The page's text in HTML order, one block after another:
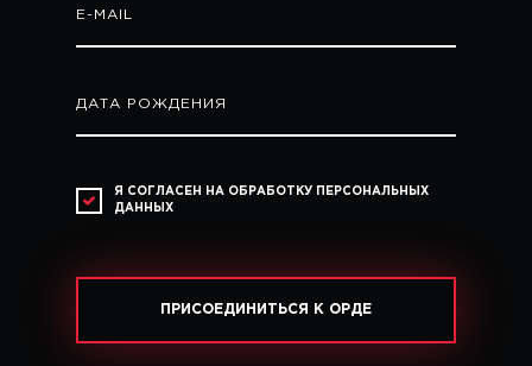
E-MAIL
ДАТА РОЖДЕНИЯ
Я СОГЛАСЕН НА ОБРАБОТКУ ПЕРСОНАЛЬНЫХ
ДАННЫХ
ПРИСОЕДИНИТЬСЯ К ОРДЕ